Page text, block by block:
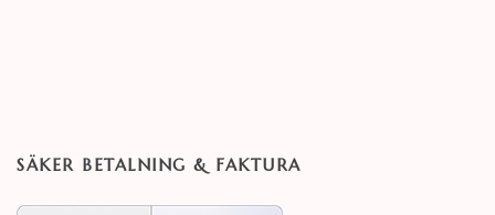
SÄKER BETALNING & FAKTURA